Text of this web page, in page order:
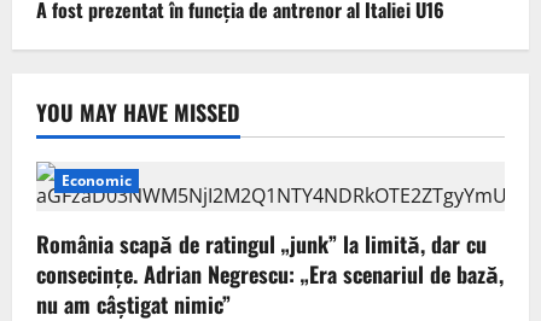
A fost prezentat în funcția de antrenor al Italiei U16
YOU MAY HAVE MISSED
Economic
România scapă de ratingul „junk” la limită, dar cu
consecinţe. Adrian Negrescu: „Era scenariul de bază,
nu am câștigat nimic”